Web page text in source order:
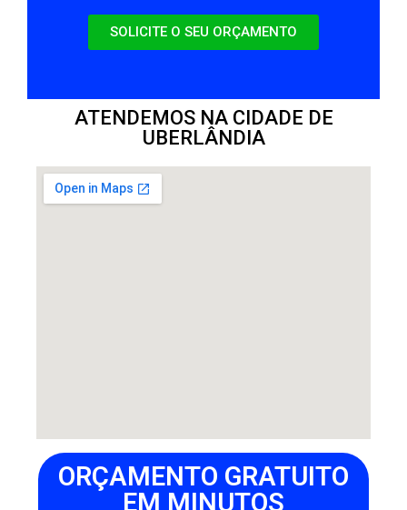
SOLICITE O SEU ORÇAMENTO
ATENDEMOS NA CIDADE DE
UBERLÂNDIA
ORÇAMENTO GRATUITO
EM MINUTOS